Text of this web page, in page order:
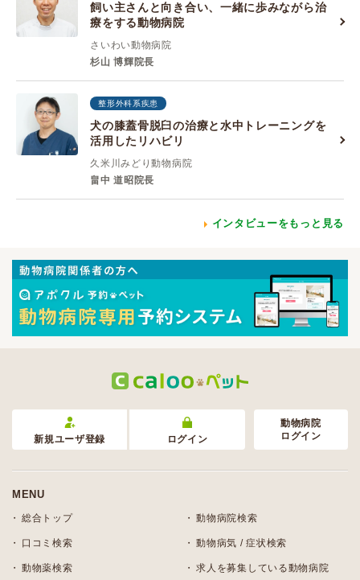
飼い主さんと向き合い、一緒に歩みながら治
療をする動物病院
さいわい動物病院
杉山 博輝院長
整形外科系疾患
犬の膝蓋骨脱臼の治療と水中トレーニングを
活用したリハビリ
久米川みどり動物病院
畠中 道昭院長
インタビューをもっと見る
新規ユーザ登録 ログイン
動物病院
ログイン
MENU
総合トップ 動物病院検索
口コミ検索 動物病気 / 症状検索
動物薬検索 求人を募集している動物病院